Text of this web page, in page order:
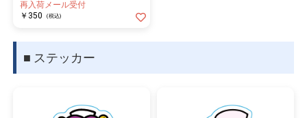
再入荷メール受付
￥350
(税込)
■ ステッカー